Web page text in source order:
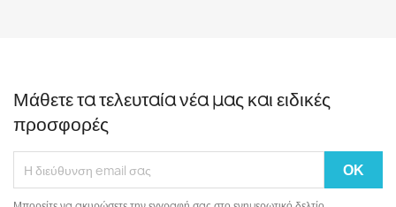
Μάθετε τα τελευταία νέα μας και ειδικές
προσφορές